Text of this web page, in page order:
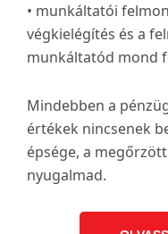
• munkáltatói
végkielégítés és a
munkáltatód mond
Mindebben a
értékek nincsenek
épsége, a
nyugalmad.